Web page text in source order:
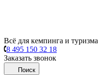
Всё для кемпинга и туризма
8 495 150 32 18
Заказать звонок
Поиск